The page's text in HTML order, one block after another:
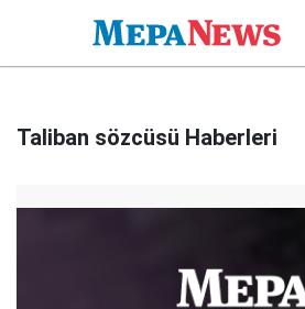
Taliban sözcüsü Haberleri